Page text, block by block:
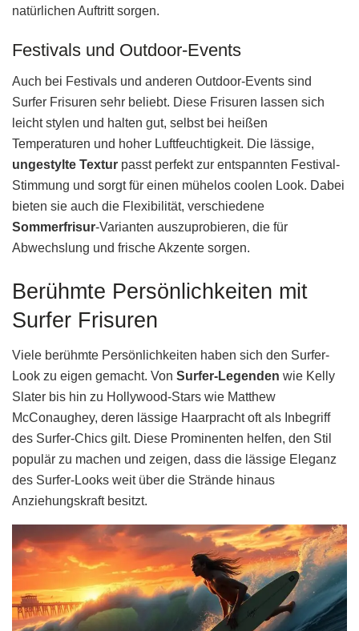
natürlichen Auftritt sorgen.
Festivals und Outdoor-Events
Auch bei Festivals und anderen Outdoor-Events sind
Surfer Frisuren sehr beliebt. Diese Frisuren lassen sich
leicht stylen und halten gut, selbst bei heißen
Temperaturen und hoher Luftfeuchtigkeit. Die lässige,
ungestylte Textur passt perfekt zur entspannten Festival-
Stimmung und sorgt für einen mühelos coolen Look. Dabei
bieten sie auch die Flexibilität, verschiedene
Sommerfrisur-Varianten auszuprobieren, die für
Abwechslung und frische Akzente sorgen.
Berühmte Persönlichkeiten mit
Surfer Frisuren
Viele berühmte Persönlichkeiten haben sich den Surfer-
Look zu eigen gemacht. Von Surfer-Legenden wie Kelly
Slater bis hin zu Hollywood-Stars wie Matthew
McConaughey, deren lässige Haarpracht oft als Inbegriff
des Surfer-Chics gilt. Diese Prominenten helfen, den Stil
populär zu machen und zeigen, dass die lässige Eleganz
des Surfer-Looks weit über die Strände hinaus
Anziehungskraft besitzt.